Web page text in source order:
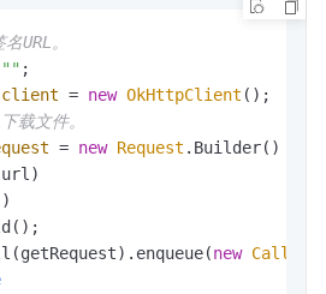
URL。
""
client = new OkHttpClient
载文件。
= new Request .Builder()
new